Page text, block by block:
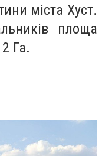
міста Хуст.
площа
Га.